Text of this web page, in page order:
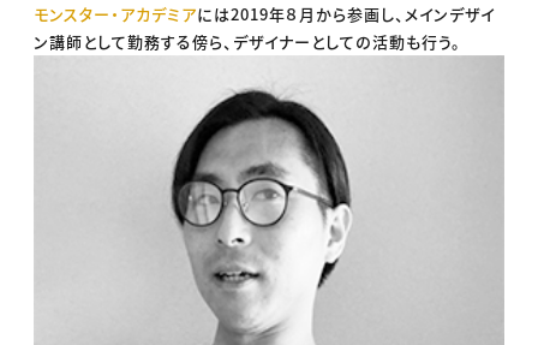
モンスター・アカデミアには2019年８月から参画し、メインデザイ
ン講師として勤務する傍ら、デザイナーとしての活動も行う。